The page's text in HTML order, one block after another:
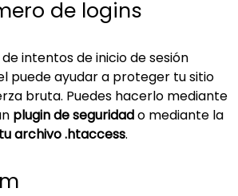
de logins
intentos de inicio de sesión
puede ayudar a proteger tu sitio
bruta. Puedes hacerlo mediante
plugin de seguridado mediante la
archivo .htaccess.